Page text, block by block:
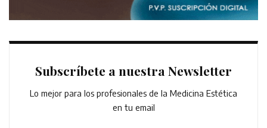
Subscríbete a nuestra Newsletter
Lo mejor para los profesionales de la Medicina Estética
en tu email